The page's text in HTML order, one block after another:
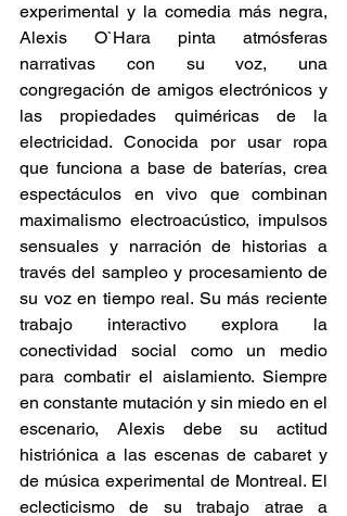
experimental y la comedia más negra,
Alexis O`Hara pinta atmósferas
narrativas con su voz, una
congregación de amigos electrónicos y
las propiedades quiméricas de la
electricidad. Conocida por usar ropa
que funciona a base de baterías, crea
espectáculos en vivo que combinan
maximalismo electroacústico, impulsos
sensuales y narración de historias a
través del sampleo y procesamiento de
su voz en tiempo real. Su más reciente
trabajo interactivo explora la
conectividad social como un medio
para combatir el aislamiento. Siempre
en constante mutación y sin miedo en el
escenario, Alexis debe su actitud
histriónica a las escenas de cabaret y
de música experimental de Montreal. El
eclecticismo de su trabajo atrae a